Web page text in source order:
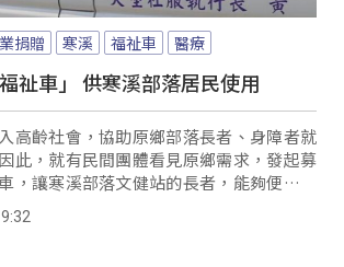
捐贈 寒溪 福祉車 醫療
祉車」 供寒溪部落居民使用
高齡社會，協助原鄉部落長者、身障者就
此，就有民間團體看見原鄉需求，發起募
，讓寒溪部落文健站的長者，能夠便利地